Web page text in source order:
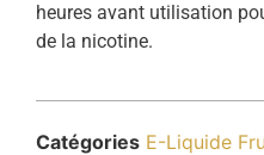
heures avant utilisation
de la nicotine.
Catégories E-Liquide